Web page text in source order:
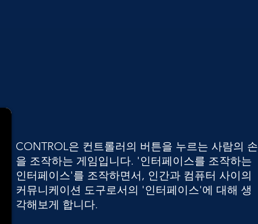
CONTROL은 컨트롤러의 버튼을 누르는 사람의 손
을 조작하는 게임입니다. '인터페이스를 조작하는
인터페이스'를 조작하면서, 인간과 컴퓨터 사이의
커뮤니케이션 도구로서의 '인터페이스'에 대해 생
각해보게 합니다.